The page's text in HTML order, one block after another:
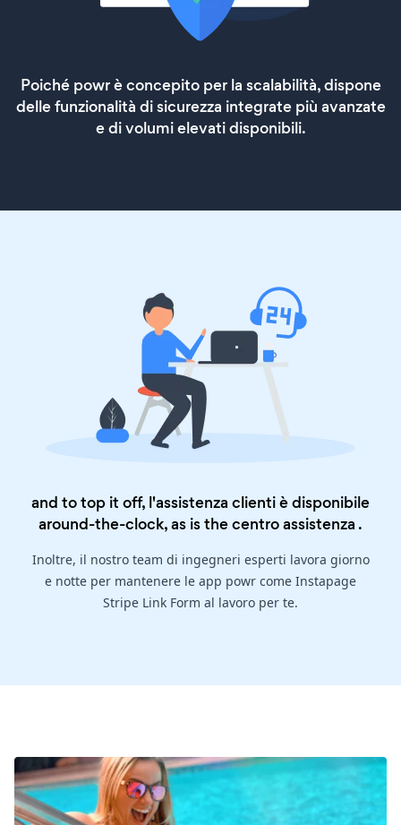
Poiché powr è concepito per la scalabilità, dispone
delle funzionalità di sicurezza integrate più avanzate
e di volumi elevati disponibili.
and to top it off, l'assistenza clienti è disponibile
around-the-clock, as is thecentro assistenza .
Inoltre, il nostro team di ingegneri esperti lavora giorno
e notte per mantenere le app powr come Instapage
Stripe Link Form al lavoro per te.